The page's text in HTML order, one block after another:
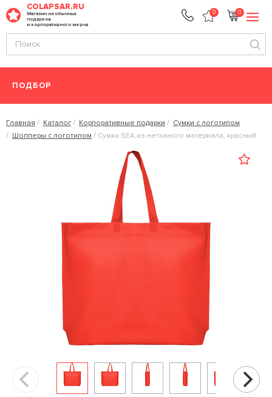
COLAPSAR.RU
Магазин необычных
подарков
и корпоративного мерча
0 0
ПОДБОР
Главная Каталог Корпоративные подарки
Сумки с логотипом
Шопперы с логотипом
Сумка SEA из нетканого материала, красный